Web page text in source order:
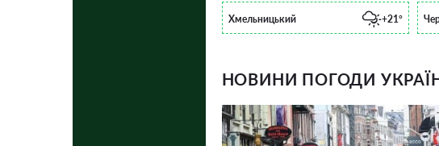
Хмельницький +21°
НОВИНИ ПОГОДИ